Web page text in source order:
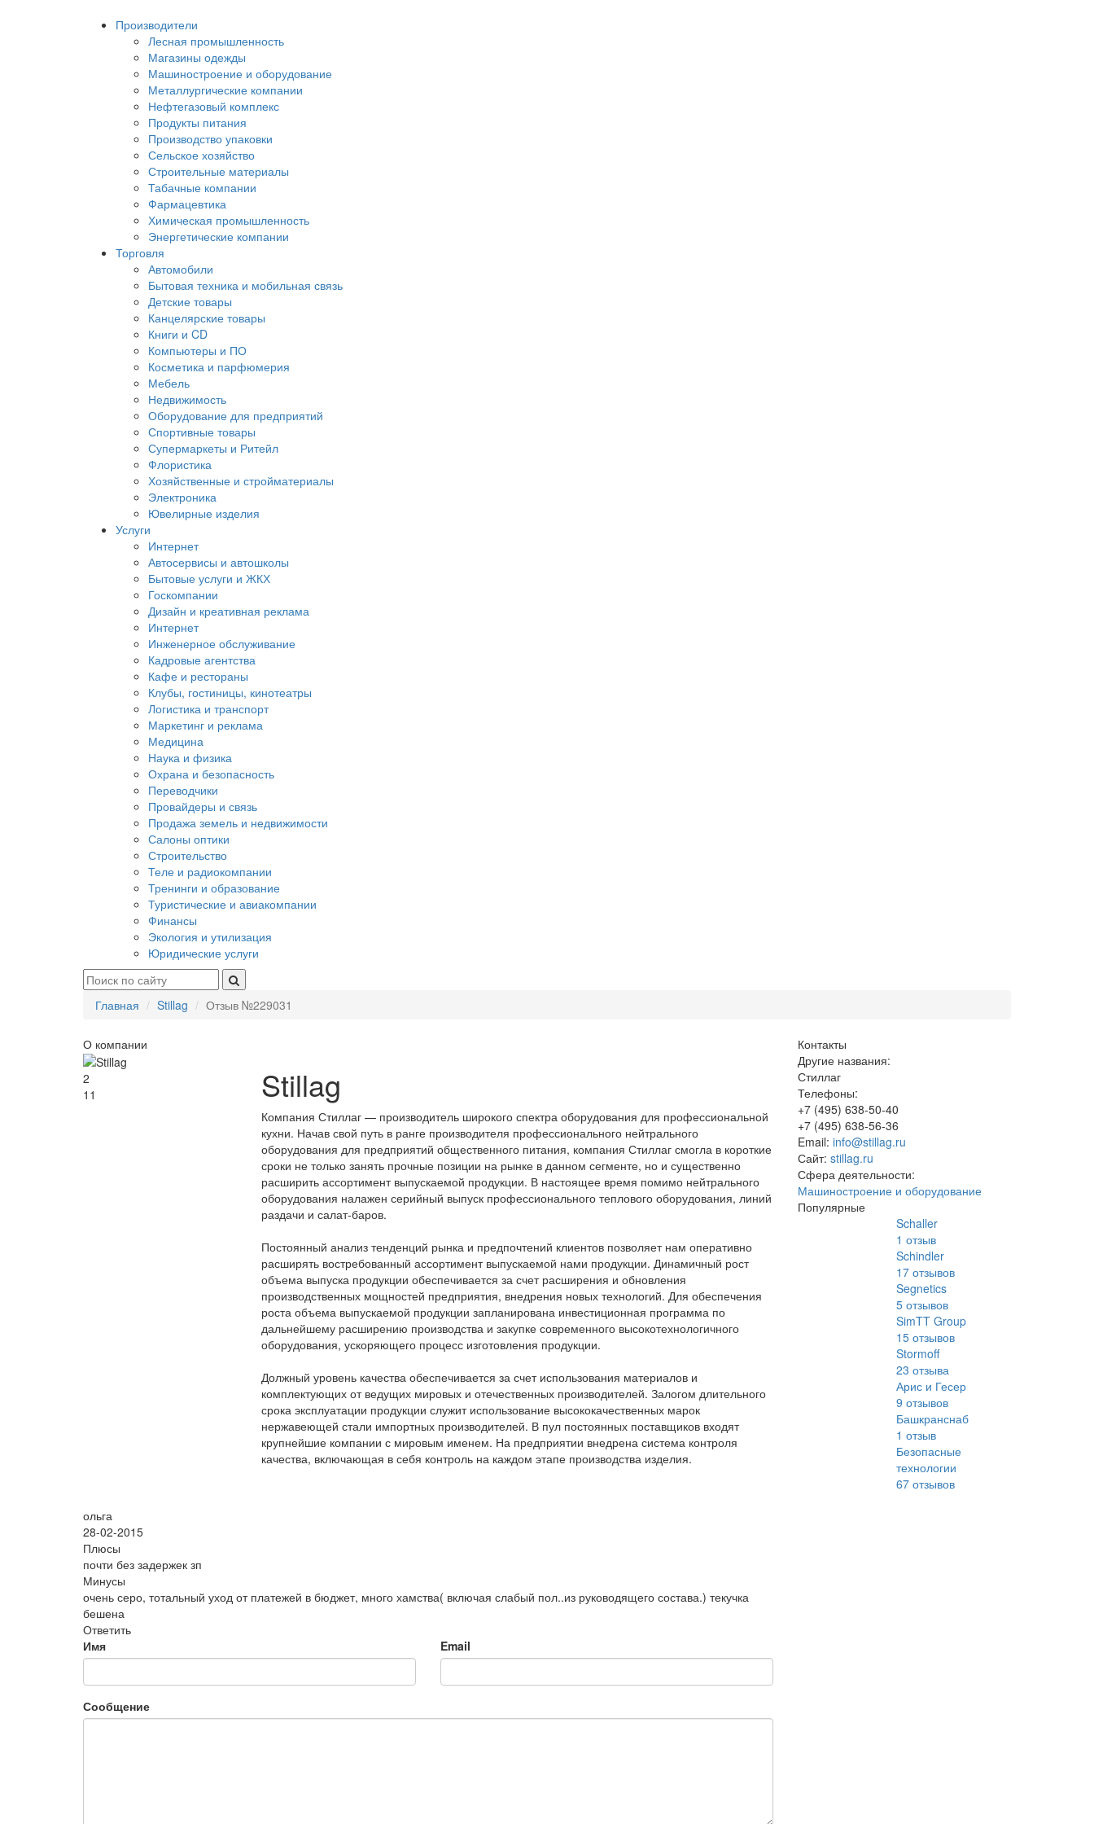
Производители
Лесная промышленность
Магазины одежды
Машиностроение и оборудование
Металлургические компании
Нефтегазовый комплекс
Продукты питания
Производство упаковки
Сельское хозяйство
Строительные материалы
Табачные компании
Фармацевтика
Химическая промышленность
Энергетические компании
Торговля
Автомобили
Бытовая техника и мобильная связь
Детские товары
Канцелярские товары
Книги и CD
Компьютеры и ПО
Косметика и парфюмерия
Мебель
Недвижимость
Оборудование для предприятий
Спортивные товары
Супермаркеты и Ритейл
Флористика
Хозяйственные и стройматериалы
Электроника
Ювелирные изделия
Услуги
Интернет
Автосервисы и автошколы
Бытовые услуги и ЖКХ
Госкомпании
Дизайн и креативная реклама
Интернет
Инженерное обслуживание
Кадровые агентства
Кафе и рестораны
Клубы, гостиницы, кинотеатры
Логистика и транспорт
Маркетинг и реклама
Медицина
Наука и физика
Охрана и безопасность
Переводчики
Провайдеры и связь
Продажа земель и недвижимости
Салоны оптики
Строительство
Теле и радиокомпании
Тренинги и образование
Туристические и авиакомпании
Финансы
Экология и утилизация
Юридические услуги
Главная Stillag Отзыв №229031
О компании
2
11
Stillag
Компания Стиллаг — производитель широкого спектра оборудования для профессиональной
кухни. Начав свой путь в ранге производителя профессионального нейтрального
оборудования для предприятий общественного питания, компания Стиллаг смогла в короткие
сроки не только занять прочные позиции на рынке в данном сегменте, но и существенно
расширить ассортимент выпускаемой продукции. В настоящее время помимо нейтрального
оборудования налажен серийный выпуск профессионального теплового оборудования, линий
раздачи и салат-баров.
Постоянный анализ тенденций рынка и предпочтений клиентов позволяет нам оперативно
расширять востребованный ассортимент выпускаемой нами продукции. Динамичный рост
объема выпуска продукции обеспечивается за счет расширения и обновления
производственных мощностей предприятия, внедрения новых технологий. Для обеспечения
роста объема выпускаемой продукции запланирована инвестиционная программа по
дальнейшему расширению производства и закупке современного высокотехнологичного
оборудования, ускоряющего процесс изготовления продукции.
Должный уровень качества обеспечивается за счет использования материалов и
комплектующих от ведущих мировых и отечественных производителей. Залогом длительного
срока эксплуатации продукции служит использование высококачественных марок
нержавеющей стали импортных производителей. В пул постоянных поставщиков входят
крупнейшие компании с мировым именем. На предприятии внедрена система контроля
качества, включающая в себя контроль на каждом этапе производства изделия.
ольга
28-02-2015
Плюсы
почти без задержек зп
Минусы
очень серо, тотальный уход от платежей в бюджет, много хамства( включая слабый пол..из руководящего состава.) текучка
бешена
Ответить
Имя
Email
Сообщение
Контакты
Другие названия:
Стиллаг
Телефоны:
+7 (495) 638-50-40
+7 (495) 638-56-36
Email: info@stillag.ru
Сайт: stillag.ru
Сфера деятельности:
Машиностроение и оборудование
Популярные
Schaller
1 отзыв
Schindler
17 отзывов
Segnetics
5 отзывов
SimTT Group
15 отзывов
Stormoff
23 отзыва
Арис и Гесер
9 отзывов
Башкранснаб
1 отзыв
Безопасные
технологии
67 отзывов